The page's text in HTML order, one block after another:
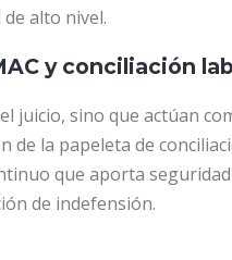
alto nivel.
y conciliación
juicio, sino que actúan
la papeleta de
que aporta
de indefensión.